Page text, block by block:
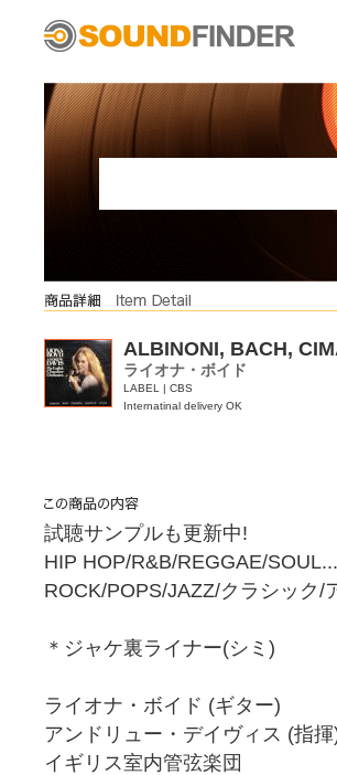
ALBINONI, BACH,
ライオナ・ボイド
LABEL | CBS
Internatinal delivery OK
試聴サンプルも更新中!
HIP HOP/R&B/REGGAE/
ROCK/POPS/JAZZ/クラシック
＊ジャケ裏ライナー(シミ)
ライオナ・ボイド (ギター)
アンドリュー・デイヴィス (指揮
イギリス室内管弦楽団